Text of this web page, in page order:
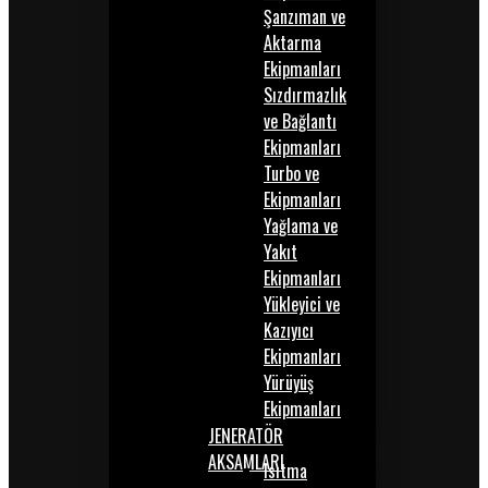
Şanzıman ve
Aktarma
Ekipmanları
Sızdırmazlık
ve Bağlantı
Ekipmanları
Turbo ve
Ekipmanları
Yağlama ve
Yakıt
Ekipmanları
Yükleyici ve
Kazıyıcı
Ekipmanları
Yürüyüş
Ekipmanları
JENERATÖR
AKSAMLARIIsıtma